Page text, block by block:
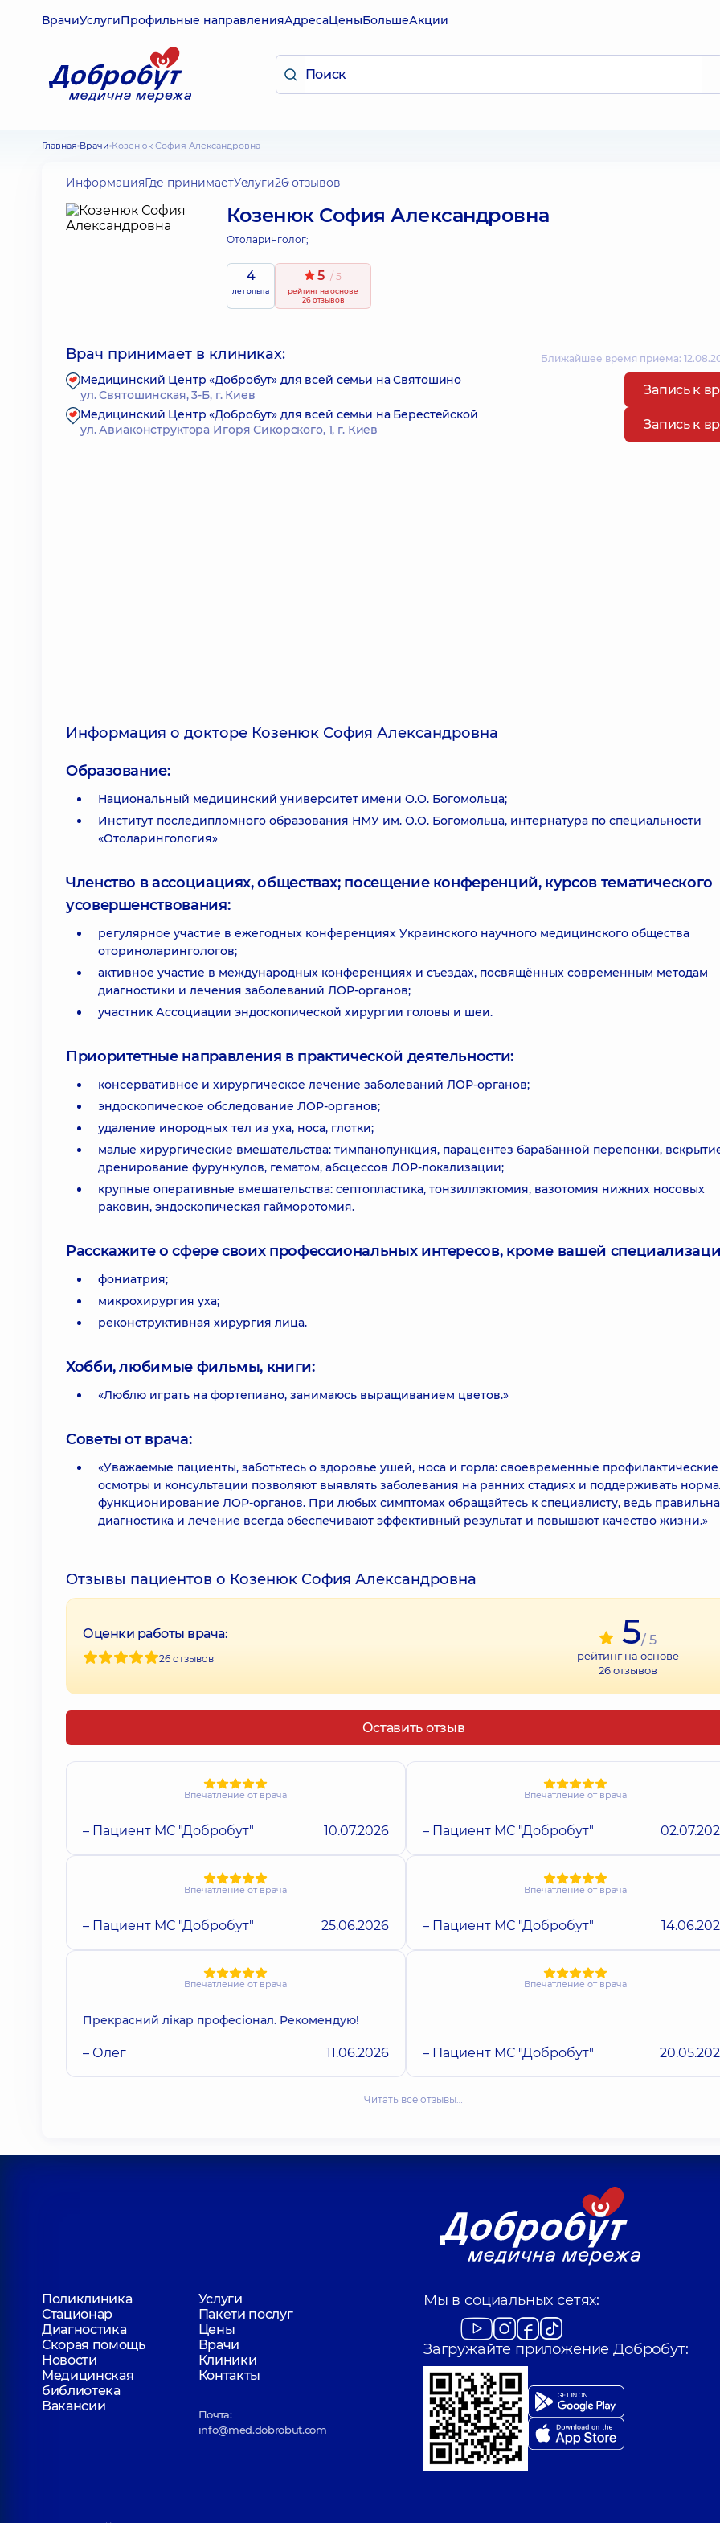
ВрачиУслугиПрофильные направленияАдресаЦеныБольшеАкции
Главная Врачи Козенюк София Александровна
ИнформацияГде принимаетУслуги26 отзывов
Козенюк София Александровна
Отоларинголог;
4
лет опыта
5 / 5
рейтингна основе
26 отзывов
Врач принимает в клиниках: Ближайшее время приема:
Медицинский Центр «Добробут» для всей семьи на Святошино
ул. Святошинская, 3-Б, г. Киев
Запись к
Медицинский Центр «Добробут» для всей семьи на Берестейской
ул. Авиаконструктора Игоря Сикорского, 1, г. Киев
Запись к
Информация о докторе Козенюк София Александровна
Образование:
Национальный медицинский университет имени О.О. Богомольца;
Институт последипломного образования НМУ им. О.О. Богомольца, интернатура по специальности
«Отоларингология»
Членство в ассоциациях, обществах; посещение конференций, курсов тематического
усовершенствования:
регулярное участие в ежегодных конференциях Украинского научного медицинского общества
оториноларингологов;
активное участие в международных конференциях и съездах, посвящённых современным методам
диагностики и лечения заболеваний ЛОР-органов;
участник Ассоциации эндоскопической хирургии головы и шеи.
Приоритетные направления в практической деятельности:
консервативное и хирургическое лечение заболеваний ЛОР-органов;
эндоскопическое обследование ЛОР-органов;
удаление инородных тел из уха, носа, глотки;
малые хирургические вмешательства: тимпанопункция, парацентез барабанной перепонки,
дренирование фурункулов, гематом, абсцессов ЛОР-локализации;
крупные оперативные вмешательства: септопластика, тонзиллэктомия, вазотомия нижних носовых
раковин, эндоскопическая гайморотомия.
Расскажите о сфере своих профессиональных интересов, кроме вашей
фониатрия;
микрохирургия уха;
реконструктивная хирургия лица.
Хобби, любимые фильмы, книги:
«Люблю играть на фортепиано, занимаюсь выращиванием цветов.»
Советы от врача:
«Уважаемые пациенты, заботьтесь о здоровье ушей, носа и горла: своевременные профилактические
осмотры и консультации позволяют выявлять заболевания на ранних стадиях и поддерживать
функционирование ЛОР-органов. При любых симптомах обращайтесь к специалисту, ведь
диагностика и лечение всегда обеспечивают эффективный результат и повышают качество жизни.»
Отзывы пациентов о Козенюк София Александровна
Оценки работы врача:
26 отзывов
5/ 5
рейтинг на основе
26отзывов
Оставить отзыв
Впечатление от врача
– Пациент МС "Добробут" 10.07.2026
Впечатление от врача
– Пациент МС "Добробут"
Впечатление от врача
– Пациент МС "Добробут" 25.06.2026
Впечатление от врача
– Пациент МС "Добробут"
Впечатление от врача
Прекрасний лікар професіонал. Рекомендую!
– Олег 11.06.2026
Впечатление от врача
– Пациент МС "Добробут"
Читать все отзывы…
Поликлиника
Услуги
Стационар
Пакети послуг
Диагностика
Цены
Скорая помощь
Врачи
Новости
Клиники
Медицинская
библиотека
Контакты
Вакансии
Почта:
info@med.dobrobut.com
Мы в социальных сетях:
Загружайте приложение Добробут: